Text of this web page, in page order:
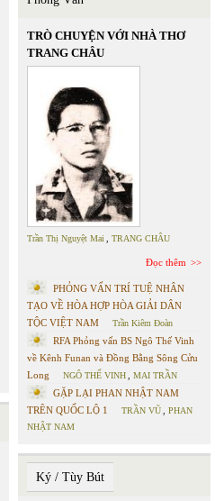
TRÒ CHUYỆN VỚI NHÀ THƠ
TRANG CHÂU
Trần Thị Nguyệt Mai TRANG CHÂU
Đọc thêm
PHỎNG VẤN TRÍ TUỆ NHÂN
TẠO VỀ HÒA HỢP HÒA GIẢI DÂN
TỘC VIỆT NAM
Trần Kiêm Đoàn
RFA Phỏng vấn BS Ngô Thế Vinh
về Kênh Funan và Đồng Bằng Sông Cửu
Long
NGÔ THẾ VINH MAI TRẦN
GẶP LẠI PHAN NHẬT NAM
TRÊN QUỐC LỘ 1
TRẦN VŨ
PHAN
NHẬT NAM
Ký / Tùy Bút